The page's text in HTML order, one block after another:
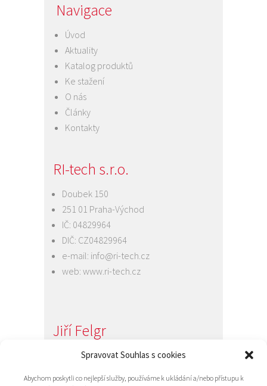
Spravovat Souhlas s cookies
Abychom poskytli co nejlepší služby, používáme k ukládání a/nebo přístupu k
Navigace
Úvod
Aktuality
Katalog produktů
Ke stažení
O nás
Články
Kontakty
RI-tech s.r.o.
Doubek 150
251 01 Praha-Východ
IČ: 04829964
DIČ: CZ04829964
e-mail: info@ri-tech.cz
web: www.ri-tech.cz
Jiří Felgr
Jednatel společnosti